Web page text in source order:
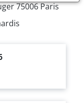
75006 Paris